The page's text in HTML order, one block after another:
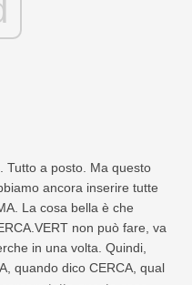
Tutto a posto. Ma questo
ancora inserire tutte
La cosa bella è che
non può fare, va
in una volta. Quindi,
quando dico CERCA, qual